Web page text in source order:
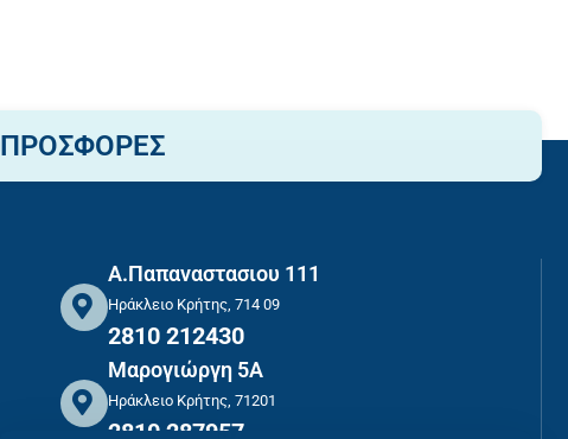
ΠΡΟΣΦΟΡΕΣ
Α.Παπαναστασιου 111
Ηράκλειο Κρήτης, 714 09
2810 212430
Μαρογιώργη 5Α
Ηράκλειο Κρήτης, 71201
2810 287957